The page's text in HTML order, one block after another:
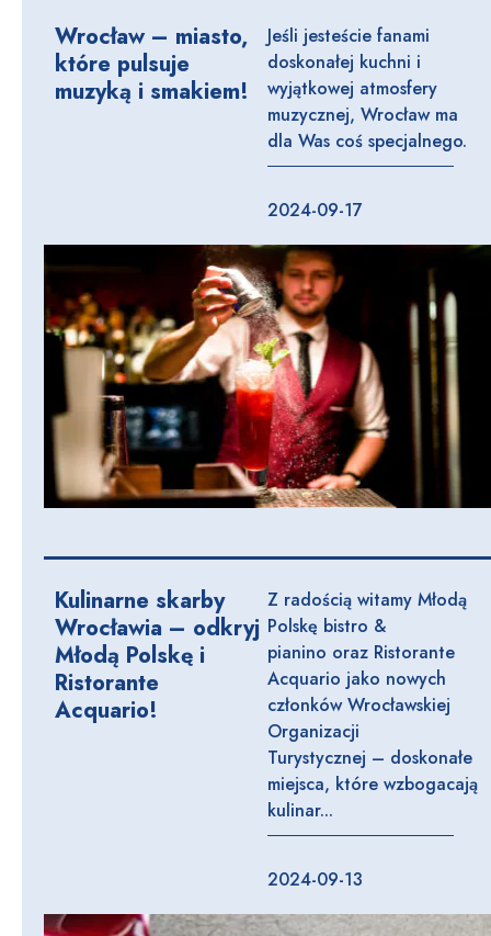
Wrocław – miasto,
które pulsuje
muzyką i smakiem!
Jeśli jesteście fanami
doskonałej kuchni i
wyjątkowej atmosfery
muzycznej, Wrocław ma
dla Was coś specjalnego.
2024-09-17
Kulinarne skarby
Wrocławia – odkryj
Młodą Polskę i
Ristorante
Acquario!
Z radością witamy Młodą
Polskę bistro &
pianino oraz Ristorante
Acquario jako nowych
członków Wrocławskiej
Organizacji
Turystycznej – doskonałe
miejsca, które wzbogacają
kulinar...
2024-09-13